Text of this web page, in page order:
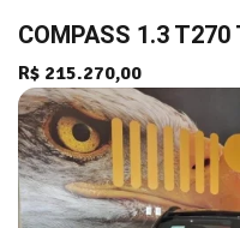
COMPASS 1.3 T270
R$ 215.270,00